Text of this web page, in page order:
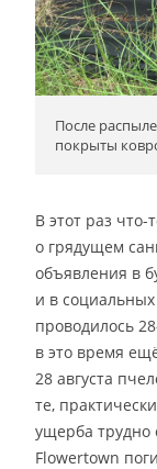
После
покрыты
В этот раз
о грядущем
объявления в
и в социальных
проводилось
в это время
28 августа
те,
ущерба трудно
Flowertown